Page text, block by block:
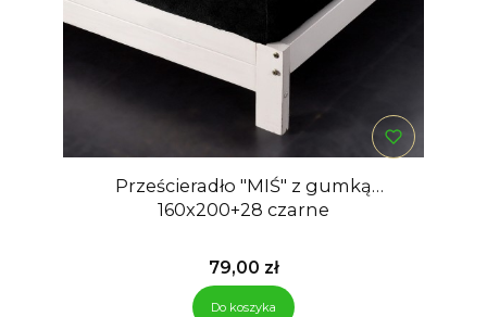
Prześcieradło "MIŚ" z gumką
160x200+28 czarne
Cena
79,00 zł
Do koszyka